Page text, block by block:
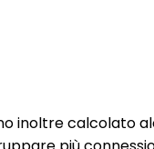
inoltre calcolato